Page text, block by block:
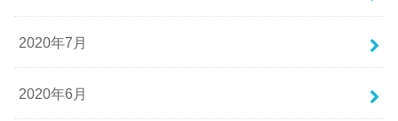
2020年7月
2020年6月